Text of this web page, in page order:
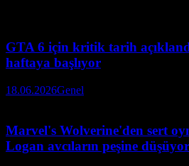
GTA 6 için kritik tarih
haftaya başlıyor
18.06.2026Genel
Marvel's Wolverine'den sert
Logan avcıların peşine düşüyor